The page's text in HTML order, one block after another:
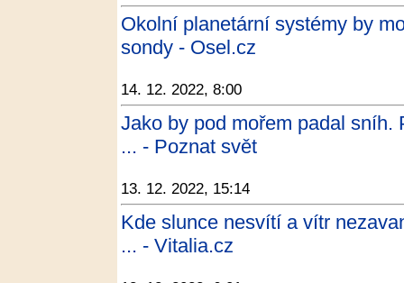
Okolní planetární systémy by
sondy - Osel.cz
14. 12. 2022, 8:00
Jako by pod mořem padal sníh.
... - Poznat svět
13. 12. 2022, 15:14
Kde slunce nesvítí a vítr
... - Vitalia.cz